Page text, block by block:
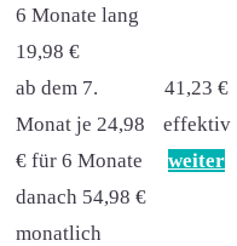
6 Monate lang
19,98 €
ab dem 7.
Monat je 24,98
€ für 6 Monate
danach 54,98 €
monatlich
41,23 €
effektiv
weiter